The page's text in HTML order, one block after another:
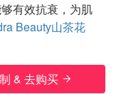
有效抗衰，为肌
Beauty山茶花
& 去购买